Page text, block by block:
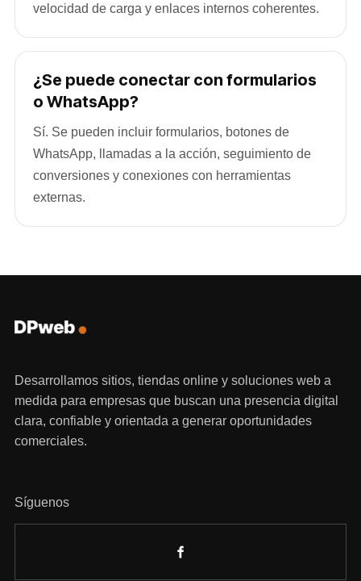
velocidad de carga y enlaces internos coherentes.
¿Se puede conectar con formularios
o WhatsApp?
Sí. Se pueden incluir formularios, botones de
WhatsApp, llamadas a la acción, seguimiento de
conversiones y conexiones con herramientas
externas.
Desarrollamos sitios, tiendas online y soluciones web a
medida para empresas que buscan una presencia digital
clara, confiable y orientada a generar oportunidades
comerciales.
Síguenos